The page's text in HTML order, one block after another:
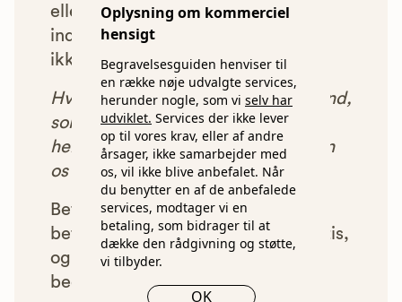
Oplysning om kommerciel
hensigt
Begravelsesguiden henviser til
en række nøje udvalgte services,
herunder nogle, som vi selv har
udviklet. Services der ikke lever
op til vores krav, eller af andre
årsager, ikke samarbejder med
os, vil ikke blive anbefalet. Når
du benytter en af de anbefalede
services, modtager vi en
betaling, som bidrager til at
dække den rådgivning og støtte,
vi tilbyder.
OK
eller som af andre årsager ikke har
indgået et samarbejde med os, vil
ikke blive vist i vores anbefalinger.
Hver gang du benytter en bedemand,
som vi har godkendt, anbefalet og
henvist dig til, betaler bedemanden
os et beløb for denne henvisning.
Betalingen for vores henvisninger
betyder, at vores rådgivning er gratis,
og at vi samtidig kan tilbyde vores
bedemandsgaranti.